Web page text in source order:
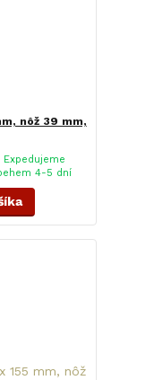
nôž 39 mm,
Expedujeme
4-5 dní